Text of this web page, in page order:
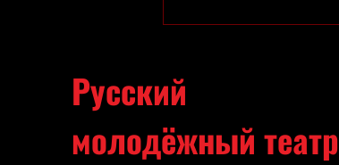
Русский
молодёжный театр